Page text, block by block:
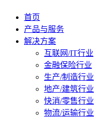
首页
产品与服务
解决方案
互联网/IT行业
金融保险行业
生产/制造行业
地产/建筑行业
快消/零售行业
物流/运输行业